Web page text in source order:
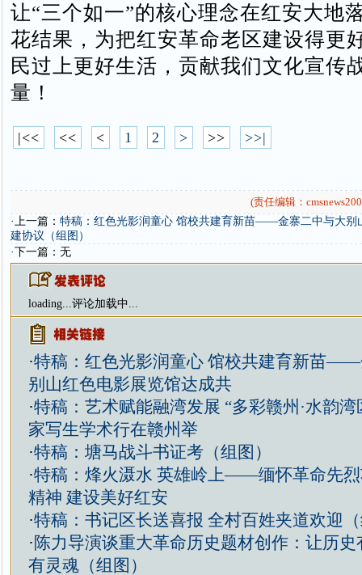
让“三个如一”的核心理念在红安大地
花结果，为把红安革命老区建设得更
民过上更好生活，贡献我们文化宣传
量！
|<< << < 1 2 > >> >>|
(责任编辑：
·上一篇： 特稿：红色光影润童心 馆校共建育新苗——金寨二中与大别
建协议（组图）
·下一篇：无
loading...评论加载中...
·特稿：红色光影润童心 馆校共建育新苗——
别山红色电影展览馆达成共
·特稿：艺术赋能融湾发展 “多彩赣州·水韵湾
家写生学术行在赣州举
·特稿：塘马战斗书证考（组图）
·特稿：烽火滠水 英雄岭上——缅怀革命先烈
精神 建设美好红安
·特稿：书记区长送喜报 全村百姓夹道欢迎
· 陈力导演谈重大革命历史题材创作：让历史
有灵魂（组图）